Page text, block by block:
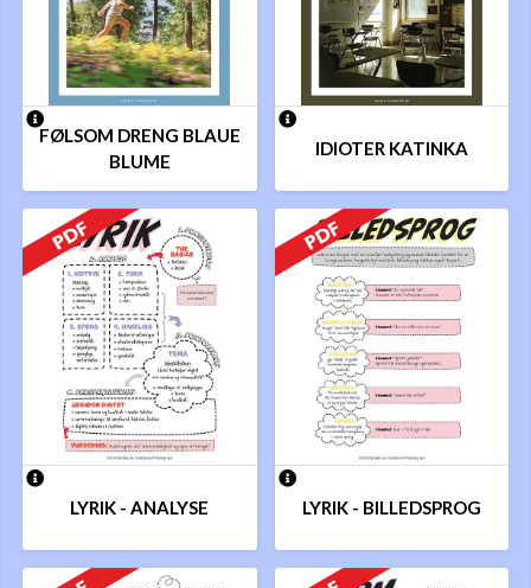
FØLSOM DRENG BLAUE
BLUME
IDIOTER KATINKA
LYRIK - ANALYSE LYRIK - BILLEDSPROG